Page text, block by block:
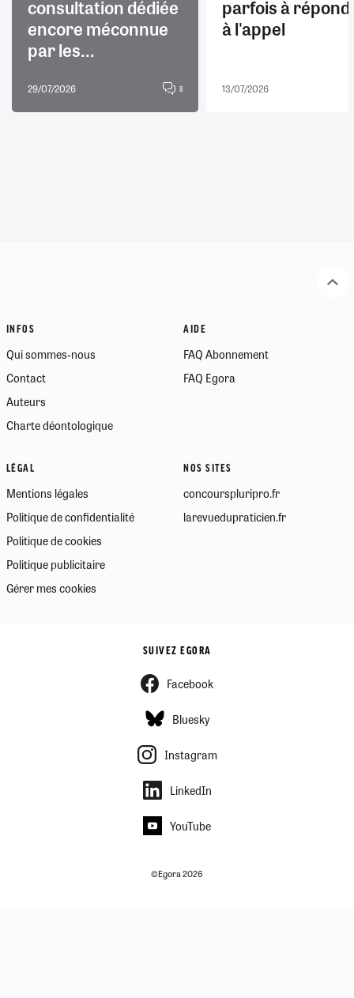
consultation dédiée
encore méconnue
par les...
29/07/2026 8
parfois à
à l'appel
13/07/2026
INFOS
Qui sommes-nous
Contact
Auteurs
Charte déontologique
AIDE
FAQ Abonnement
FAQ Egora
LÉGAL
Mentions légales
Politique de confidentialité
Politique de cookies
Politique publicitaire
Gérer mes cookies
NOS SITES
concourspluripro.fr
larevuedupraticien.fr
SUIVEZ EGORA
Facebook
Bluesky
Instagram
LinkedIn
YouTube
©Egora 2026